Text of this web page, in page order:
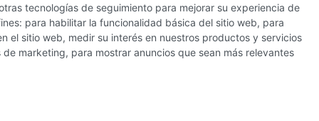
tecnologías de seguimiento para mejorar su experiencia de
para habilitar la funcionalidad básica del sitio web, para
el sitio web, medir su interés en nuestros productos y servicios
de marketing, para mostrar anuncios que sean más relevantes
Castilla y León Cataluña
Extremadura
de la Defensa